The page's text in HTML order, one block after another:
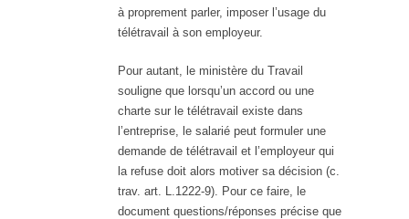
à proprement parler, imposer l’usage du
télétravail à son employeur.
Pour autant, le ministère du Travail
souligne que lorsqu’un accord ou une
charte sur le télétravail existe dans
l’entreprise, le salarié peut formuler une
demande de télétravail et l’employeur qui
la refuse doit alors motiver sa décision (c.
trav. art. L.1222-9). Pour ce faire, le
document questions/réponses précise que